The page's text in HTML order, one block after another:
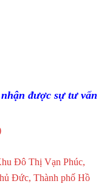
được sự tư vấn
Đô Thị Vạn Phúc,
Đức, Thành phố Hồ